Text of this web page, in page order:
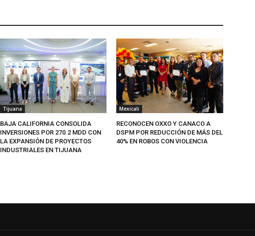
Tijuana
BAJA CALIFORNIA CONSOLIDA
INVERSIONES POR 270.2 MDD CON
LA EXPANSIÓN DE PROYECTOS
INDUSTRIALES EN TIJUANA
Mexicali
RECONOCEN OXXO Y CANACO A
DSPM POR REDUCCIÓN DE MÁS DEL
40% EN ROBOS CON VIOLENCIA